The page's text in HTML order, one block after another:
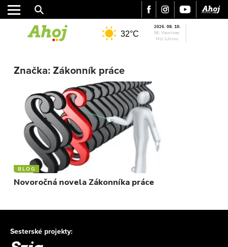
REGIÓN
ŠPORT
KULTÚRA
FOTKY
VIDEO
MIX
32°C
2026. 08. 10.
SK: Vavrinec
HU: Lőrinc
Značka: Zákonník práce
BLOG
Novoročná novela Zákonníka práce
Sesterské projekty: